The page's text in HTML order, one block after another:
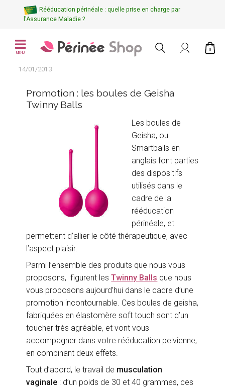
Rééducation périnéale : quelle prise en charge par
l'Assurance Maladie ?
MENU
0
14/01/2013
Promotion : les boules de Geisha
Twinny Balls
Les boules de
Geisha, ou
Smartballs en
anglais font parties
des dispositifs
utilisés dans le
cadre de la
rééducation
périnéale, et
permettent d’allier le côté thérapeutique, avec
l’aspect plaisir.
Parmi l’ensemble des produits que nous vous
proposons, figurent lesTwinny Balls que nous
vous proposons aujourd’hui dans le cadre d’une
promotion incontournable. Ces boules de geisha,
fabriquées en élastomère soft touch sont d’un
toucher très agréable, et vont vous
accompagner dans votre rééducation pelvienne,
en combinant deux effets.
Tout d’abord, le travail de musculation
vaginale : d’un poids de 30 et 40 grammes, ces